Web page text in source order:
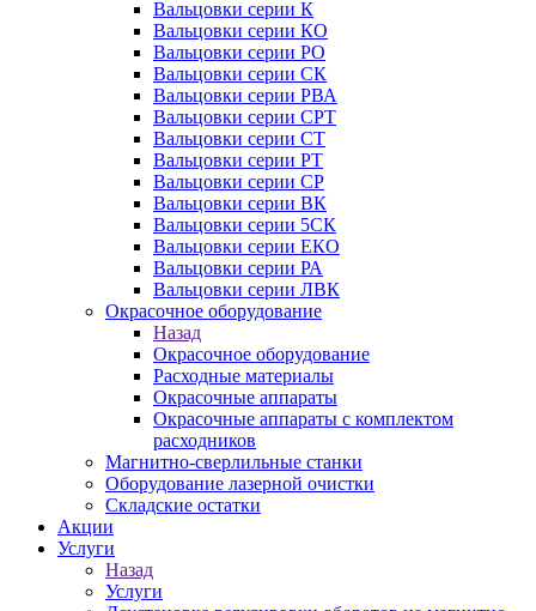
Вальцовки серии К
Вальцовки серии КО
Вальцовки серии РО
Вальцовки серии СК
Вальцовки серии РВА
Вальцовки серии СРТ
Вальцовки серии СТ
Вальцовки серии РТ
Вальцовки серии СР
Вальцовки серии ВК
Вальцовки серии 5СК
Вальцовки серии ЕКО
Вальцовки серии РА
Вальцовки серии ЛВК
Окрасочное оборудование
Назад
Окрасочное оборудование
Расходные материалы
Окрасочные аппараты
Окрасочные аппараты с комплектом
расходников
Магнитно-сверлильные станки
Оборудование лазерной очистки
Складские остатки
Акции
Услуги
Назад
Услуги